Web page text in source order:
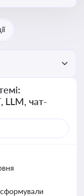
LLM, чат-
сформували